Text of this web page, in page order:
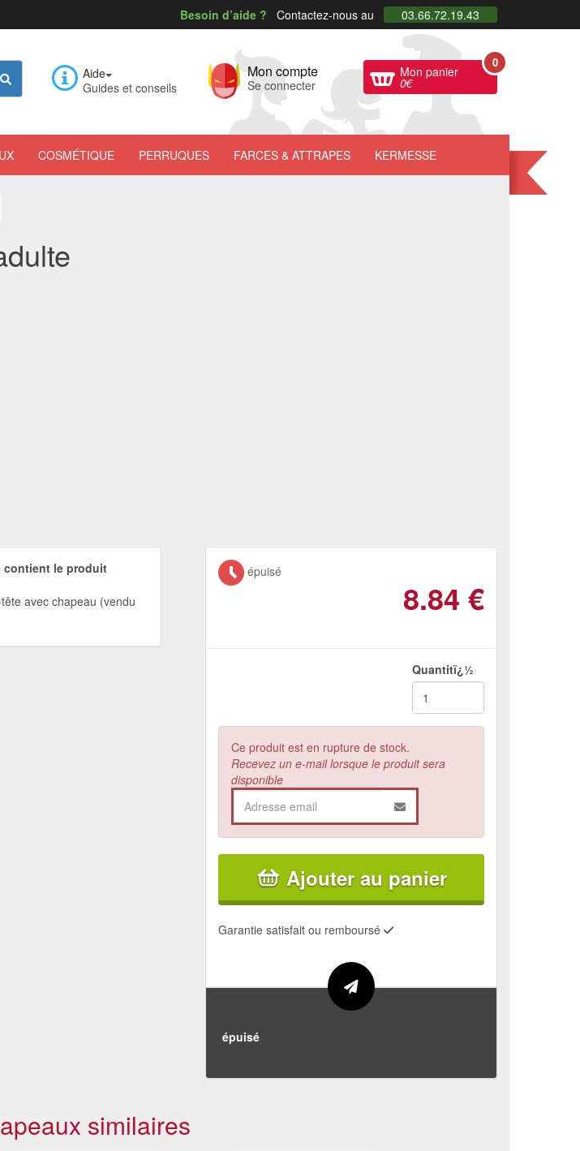
Besoin d’aide ? Contactez-nous au 03.66.72.19.43
Aide
Guides et conseils
Mon compte
Se connecter
Mon panier
0€
0
COSMÉTIQUE PERRUQUES FARCES & ATTRAPES KERMESSE
contient le produit
avec chapeau (vendu
épuisé
8.84 €
Quantitï¿½
Ce produit est en rupture de stock.
Recevez un e-mail lorsque le produit sera
disponible
Ajouter au panier
Garantie satisfait ou remboursé
épuisé
similaires